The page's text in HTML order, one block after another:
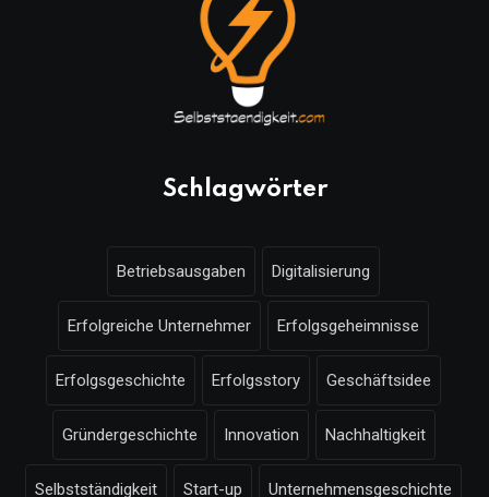
Schlagwörter
Betriebsausgaben Digitalisierung
Erfolgreiche Unternehmer Erfolgsgeheimnisse
Erfolgsgeschichte Erfolgsstory Geschäftsidee
Gründergeschichte Innovation Nachhaltigkeit
Selbstständigkeit Start-up Unternehmensgeschichte